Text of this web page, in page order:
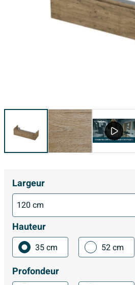
Largeur
Hauteur
35 cm 52 cm
Profondeur